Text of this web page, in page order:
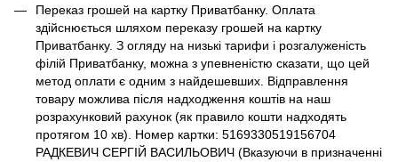
Переказ грошей на картку Приватбанку. Оплата
здійснюється шляхом переказу грошей на картку
Приватбанку. З огляду на низькі тарифи і розгалуженість
філій Приватбанку, можна з упевненістю сказати, що цей
метод оплати є одним з найдешевших. Відправлення
товару можлива після надходження коштів на наш
розрахунковий рахунок (як правило кошти надходять
протягом 10 хв). Номер картки: 5169330519156704
РАДКЕВИЧ СЕРГІЙ ВАСИЛЬОВИЧ (Вказуючи в призначенні